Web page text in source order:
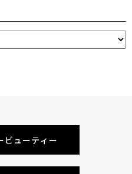
ビューティー